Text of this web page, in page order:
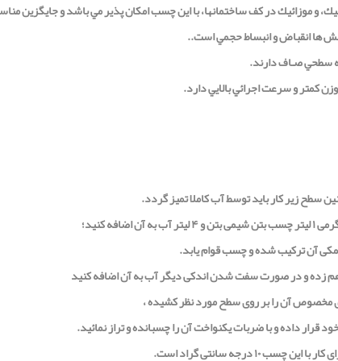
و موزائيك در كف ساختمانها، با اين چسب امكان پذير مي باشد و جايگزين
ها انقباض و انبساط حجمي است..
سطحي صـاف دارند.
كمتر و سرعت اجرائي بالايي دارد.
سطح زير كار بايد توسط آب كاملا تميز گردد.
آن تركيب شده و چسب قوام يابد.
زده و در صورت سفت شدن اندكى ديگر آب به آن اضافه كنيد
مخصوص آن را بر روى سطح مورد نظر كشيده ،
داده و با ضربات يكنواخت آن را چسبانده و تراز نمائيد.
۱۰ درجه سانتى گراد است.